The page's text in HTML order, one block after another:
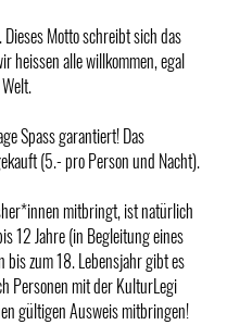
Dieses Motto schreibt sich das
heissen alle willkommen, egal
Spass garantiert! Das
(5.- pro Person und Nacht).
mitbringt, ist natürlich
12 Jahre (in Begleitung eines
bis zum 18. Lebensjahr gibt es
Personen mit der KulturLegi
gültigen Ausweis mitbringen!